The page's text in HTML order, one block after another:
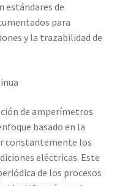
estándares de
para
y la trazabilidad de
de amperímetros
basado en la
constantemente los
eléctricas. Este
de los procesos